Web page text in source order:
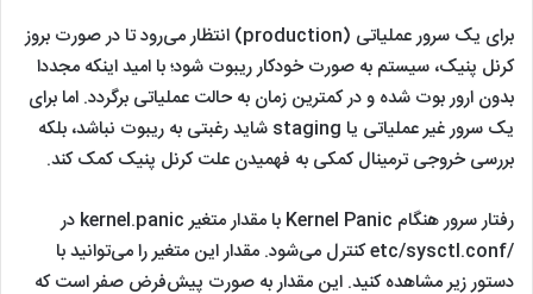
برای یک سرور عملیاتی (production) انتظار می‌رود تا در صورت بروز
کرنل پنیک، سیستم به صورت خودکار ریبوت شود؛ با امید اینکه مجددا
بدون ارور بوت شده و در کمترین زمان به حالت عملیاتی برگردد. اما برای
یک سرور غیر عملیاتی یا staging شاید رغبتی به ریبوت نباشد، بلکه
بررسی خروجی ترمینال کمکی به فهمیدن علت کرنل پنیک کمک کند.
رفتار سرور هنگام Kernel Panic با مقدار متغیر kernel.panic در
/etc/sysctl.conf کنترل می‌شود. مقدار این متغیر را می‌توانید با
دستور زیر مشاهده کنید. این مقدار به صورت پیش‌فرض صفر است که